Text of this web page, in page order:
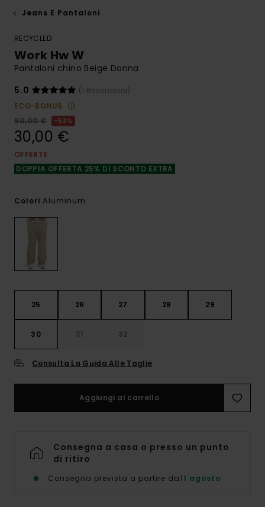
Jeans E Pantaloni
RECYCLED
Work Hw W
Pantaloni chino Beige Donna
5.0
(1 Recensioni)
ECO-BONUS
80,00 €
63%
30,00 €
OFFERTE
DOPPIA OFFERTA 25% DI SCONTO EXTRA
Colori Aluminum
25 26 27 28 29
30 31 32
Consulta La Guida Alle Taglie
Aggiungi al carrello
Consegna a casa o presso un punto
di ritiro
Consegna prevista a partire da11 agosto